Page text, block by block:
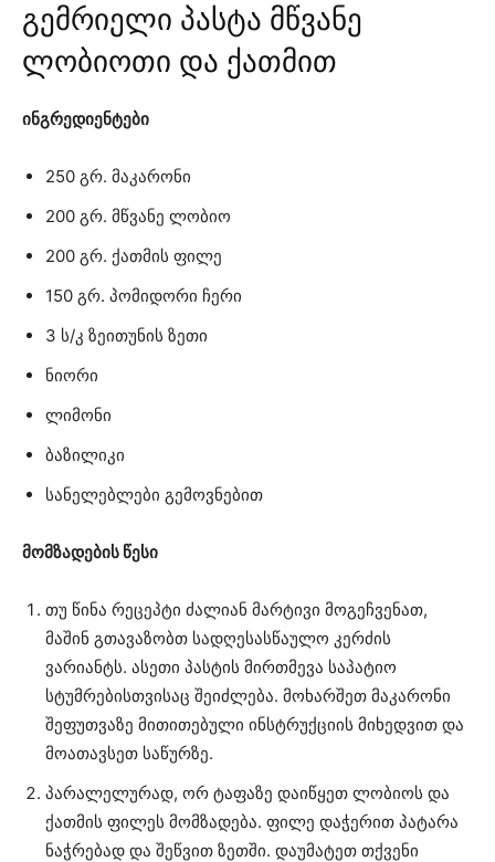
გემრიელი პასტა მწვანე
ლობიოთი და ქათმით
ინგრედიენტები
250 გრ. მაკარონი
200 გრ. მწვანე ლობიო
200 გრ. ქათმის ფილე
150 გრ. პომიდორი ჩერი
3 ს/კ ზეითუნის ზეთი
ნიორი
ლიმონი
ბაზილიკი
სანელებლები გემოვნებით
მომზადების წესი
თუ წინა რეცეპტი ძალიან მარტივი მოგეჩვენათ,
მაშინ გთავაზობთ სადღესასწაულო კერძის
ვარიანტს. ასეთი პასტის მირთმევა საპატიო
სტუმრებისთვისაც შეიძლება. მოხარშეთ მაკარონი
შეფუთვაზე მითითებული ინსტრუქციის მიხედვით და
მოათავსეთ საწურზე.
პარალელურად, ორ ტაფაზე დაიწყეთ ლობიოს და
ქათმის ფილეს მომზადება. ფილე დაჭერით პატარა
ნაჭრებად და შეწვით ზეთში. დაუმატეთ თქვენი